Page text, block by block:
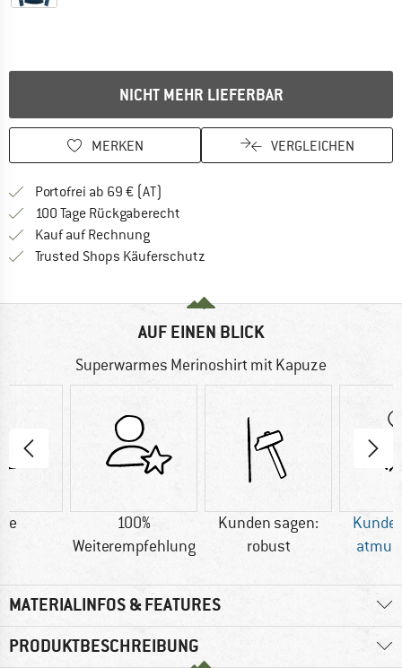
NICHT MEHR LIEFERBAR
MERKEN VERGLEICHEN
Portofrei ab 69 € (AT)
100 Tage Rückgaberecht
Kauf auf RechnungFinde die Zahlungs-Infos hier! Öffnet
Trusted Shops Käuferschutz
AUF EINEN BLICK
Superwarmes Merinoshirt mit Kapuze
100%
Weiterempfehlung
Kunden sagen:
robust
MATERIALINFOS & FEATURES
PRODUKTBESCHREIBUNG